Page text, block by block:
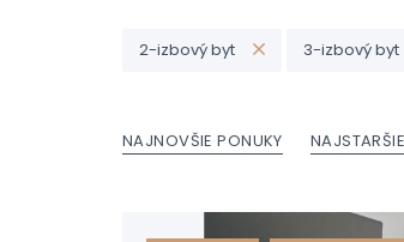
2-izbový byt 3-izbový byt
NAJNOVŠIE PONUKY